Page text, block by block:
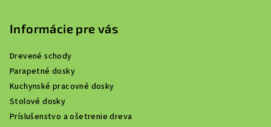
Informácie pre vás
Drevené schody
Parapetné dosky
Kuchynské pracovné dosky
Stolové dosky
Príslušenstvo a ošetrenie dreva